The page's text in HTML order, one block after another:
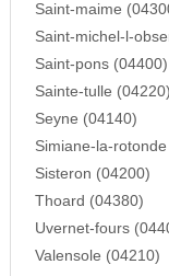
Saint-maime
Saint-michel-l-
Saint-pons (04400)
Sainte-tulle (04220)
Seyne (04140)
Simiane-la-
Sisteron (04200)
Thoard (04380)
Uvernet-fours
Valensole (04210)